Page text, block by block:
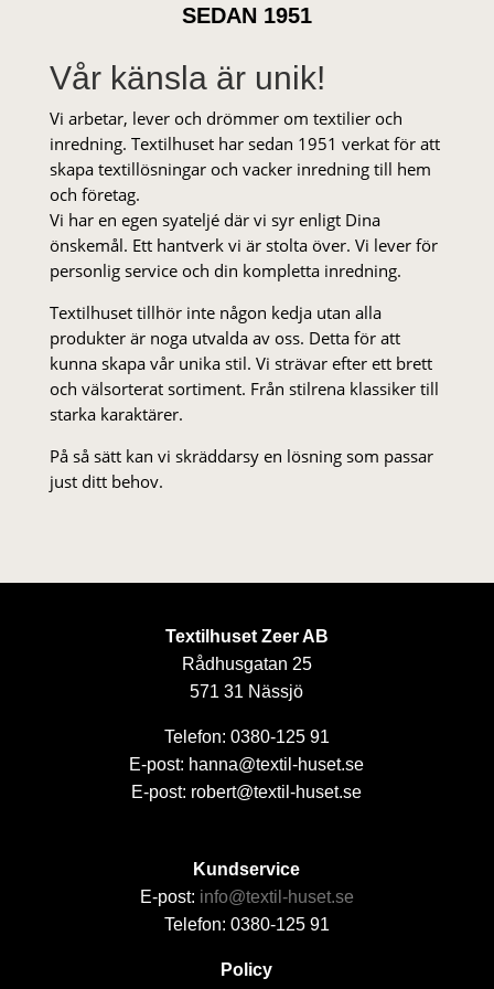
SEDAN 1951
Vår känsla är unik!
Vi arbetar, lever och drömmer om textilier och
inredning. Textilhuset har sedan 1951 verkat för att
skapa textillösningar och vacker inredning till hem
och företag.
Vi har en egen syateljé där vi syr enligt Dina
önskemål. Ett hantverk vi är stolta över. Vi lever för
personlig service och din kompletta inredning.
Textilhuset tillhör inte någon kedja utan alla
produkter är noga utvalda av oss. Detta för att
kunna skapa vår unika stil. Vi strä­var efter ett brett
och välsorterat sor­ti­ment. Från stil­rena klas­siker till
starka karaktärer.
På så sätt kan vi skräddarsy en lösning som passar
just ditt behov.
Textilhuset Zeer AB
Rådhusgatan 25
571 31 Nässjö
Telefon: 0380-125 91
E-post: hanna@textil-huset.se
E-post: robert@textil-huset.se
Kundservice
E-post: info@textil-huset.se
Telefon: 0380-125 91
Policy